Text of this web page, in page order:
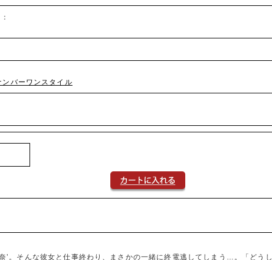
ンバーワンスタイル
。そんな彼女と仕事終わり、まさかの一緒に終電逃してしまう…。「どう